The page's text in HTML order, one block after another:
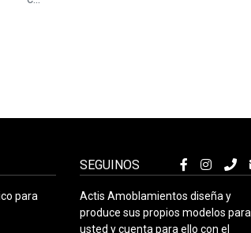
para
SEGUINOS
Actis Amoblamientos diseña y
produce sus propios modelos para
usted y cuenta para ello con el